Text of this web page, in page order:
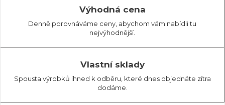
Výhodná cena
Denně porovnáváme ceny, abychom vám nabídli tu
nejvýhodnější.
Vlastní sklady
Spousta výrobků ihned k odběru, které dnes objednáte zítra
dodáme.